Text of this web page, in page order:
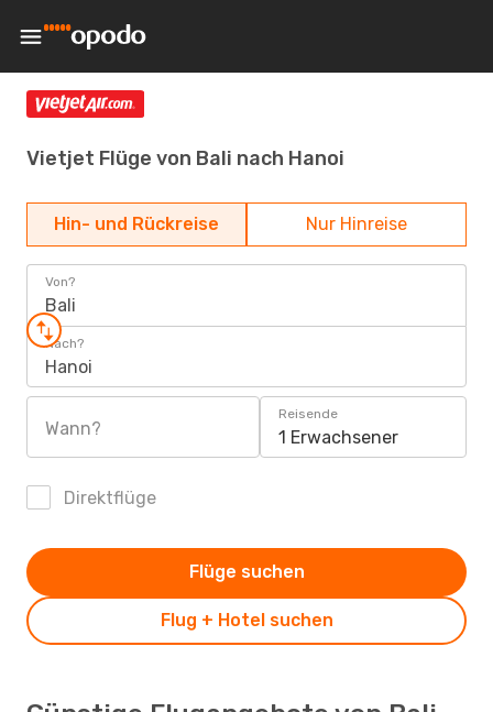
Vietjet Flüge von Bali nach Hanoi
Hin- und Rückreise Nur Hinreise
Von?
Bali
Nach?
Hanoi
Wann?
Reisende
1 Erwachsener
Direktflüge
Flug + Hotel suchen
Flüge suchen